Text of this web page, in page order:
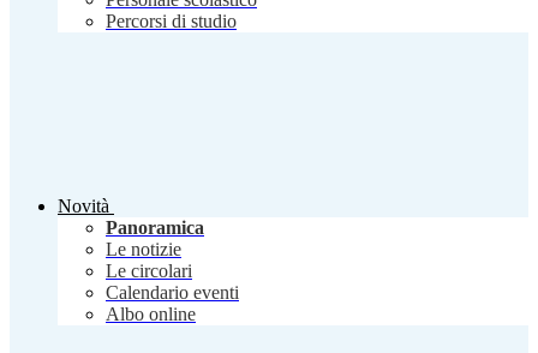
Percorsi di studio
Novità
Panoramica
Le notizie
Le circolari
Calendario eventi
Albo online